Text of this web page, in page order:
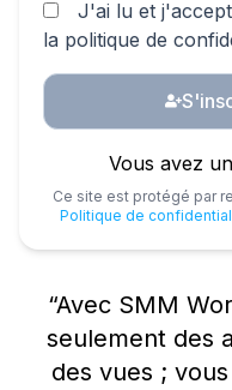
J'ai lu et
la politique de
Vous avez
Ce site est protégé par
Politique de
“Avec SMM
seulement des
des vues ;